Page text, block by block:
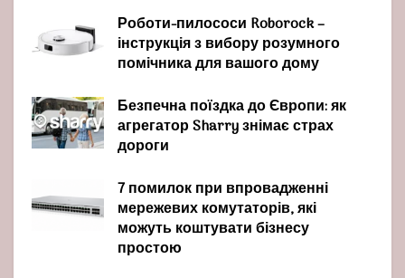
Роботи-пилососи Roborock –
інструкція з вибору розумного
помічника для вашого дому
Безпечна поїздка до Європи: як
агрегатор Sharry знімає страх
дороги
7 помилок при впровадженні
мережевих комутаторів, які
можуть коштувати бізнесу
простою